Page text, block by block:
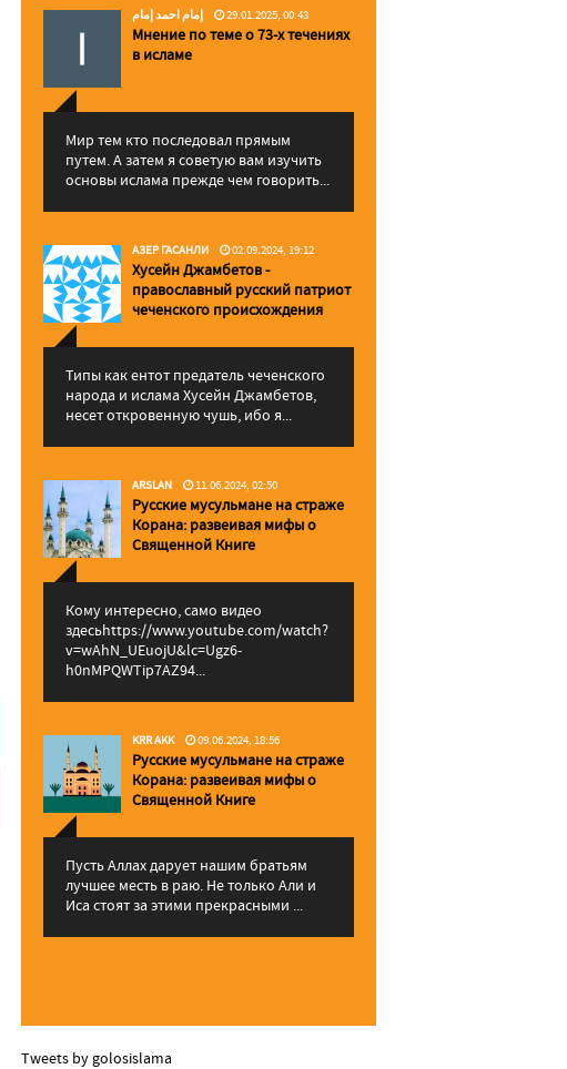
إمام احمد إمام 29.01.2025, 00:43
Мнение по теме о 73-х течениях
в исламе
Мир тем кто последовал прямым
путем. А затем я советую вам изучить
основы ислама прежде чем говорить...
АЗЕР ГАСАНЛИ 02.09.2024, 19:12
Хусейн Джамбетов -
православный русский патриот
чеченского происхождения
Типы как ентот предатель чеченского
народа и ислама Хусейн Джамбетов,
несет откровенную чушь, ибо я...
ARSLAN 11.06.2024, 02:50
Русские мусульмане на страже
Корана: pазвеивая мифы о
Священной Книге
Кому интересно, само видео
здесьhttps://www.youtube.com/watch?
v=wAhN_UEuojU&lc=Ugz6-
h0nMPQWTip7AZ94...
KRR AKK 09.06.2024, 18:56
Русские мусульмане на страже
Корана: pазвеивая мифы о
Священной Книге
Пусть Аллах дарует нашим братьям
лучшее месть в раю. Не только Али и
Иса стоят за этими прекрасными ...
Tweets by golosislama